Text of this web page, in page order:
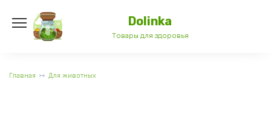
содержанию
Dolinka
Товары для здоровья
Главная Для животных